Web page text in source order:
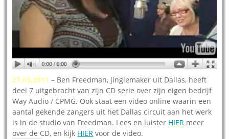
27.03.2011 – Ben Freedman, jinglemaker uit Dallas, heeft
deel 7 uitgebracht van zijn CD serie over zijn eigen bedrijf
Way Audio / CPMG. Ook staat een video online waarin een
aantal gekende zangers uit het Dallas circuit aan het werk
is in de studio van Freedman. Lees en luister HIER meer
over de CD, en kijk HIER voor de video.